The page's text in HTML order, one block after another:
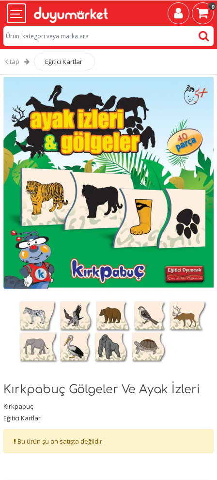
0
Kitap Eğitici Kartlar
Kırkpabuç Gölgeler Ve Ayak İzleri
Kırkpabuç
Eğitici Kartlar
Bu ürün şu an satışta değildir.